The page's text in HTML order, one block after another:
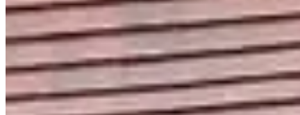
Lieu
Vexin-sur-Epte
27 - Eure
Viens participer à la 3ème édition de cettecourse sur route dans
courir une ou deux boucles de 5,5 km. Les départs seront lancés